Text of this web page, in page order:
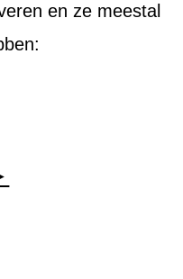
en ze meestal